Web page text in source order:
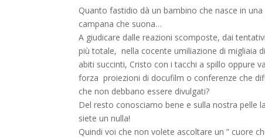
Quanto fastidio dà un bambino che nasce in
campana che suona…
A giudicare dalle reazioni scomposte, dai
più totale, nella cocente umiliazione di migliaia
abiti succinti, Cristo con i tacchi a spillo oppure
forza proiezioni di docufilm o conferenze che
che non debbano essere divulgati?
Del resto conosciamo bene e sulla nostra
siete un nulla!
Quindi voi che non volete ascoltare un ” cuore